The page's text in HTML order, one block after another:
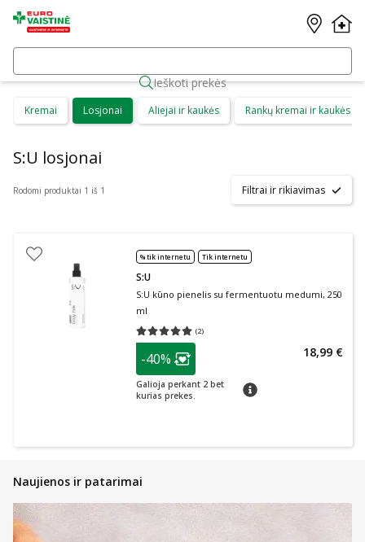
Ieškoti prekės
Kremai Losjonai Aliejai ir kaukės Rankų kremai ir kaukės
S:U losjonai
Rodomi produktai 1 iš 1 Filtrai ir rikiavimas
% tik internetu Tik internetu
S:U
S:U kūno pienelis su fermentuotu medumi, 250
ml
(2)
Vidutinis įvertinimas 5.00
patarimas
Lojalumo klubo narių nuolaida
-40%
Galioja perkant 2 bet
kurias prekes.
patarimas
18,99 €
Naujienos ir patarimai